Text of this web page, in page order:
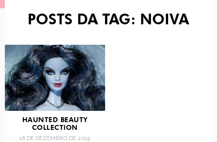
POSTS DA TAG: NOIVA
HAUNTED BEAUTY
COLLECTION
16 DE DEZEMBRO DE 2015